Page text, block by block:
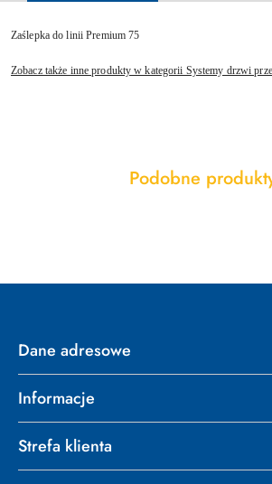
Zaślepka do linii Premium 75
Zobacz także inne produkty w kategorii Systemy drzwi
Pomiń karuzelę produktów
Produkty
Podobne
Dane adresowe
Informacje
Strefa klienta